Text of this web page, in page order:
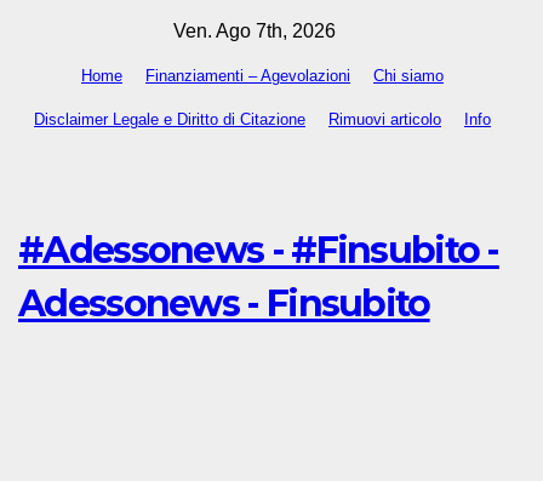
contenuto
Ven. Ago 7th, 2026
Home Finanziamenti – Agevolazioni Chi siamo
Disclaimer Legale e Diritto di Citazione Rimuovi articolo Info
#Adessonews - #Finsubito -
Adessonews - Finsubito